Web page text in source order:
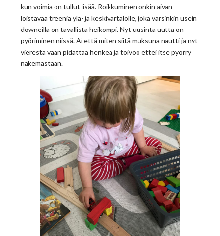
kun voimia on tullut lisää. Roikkuminen onkin aivan
loistavaa treeniä ylä- ja keskivartalolle, joka varsinkin usein
downeilla on tavallista heikompi. Nyt uusinta uutta on
pyöriminen niissä. Ai että miten siitä muksuna nautti ja nyt
vierestä vaan pidättää henkeä ja toivoo ettei itse pyörry
näkemästään.